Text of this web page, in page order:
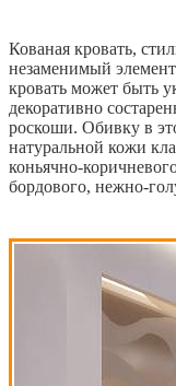
Кованая кровать,
незаменимый
кровать может быть
декоративно
роскоши. Обивку в
натуральной кожи
коньячно-
бордового, нежно-